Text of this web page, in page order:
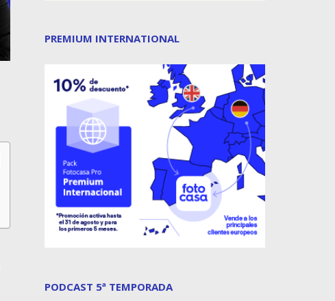
PREMIUM INTERNATIONAL
PODCAST 5ª TEMPORADA